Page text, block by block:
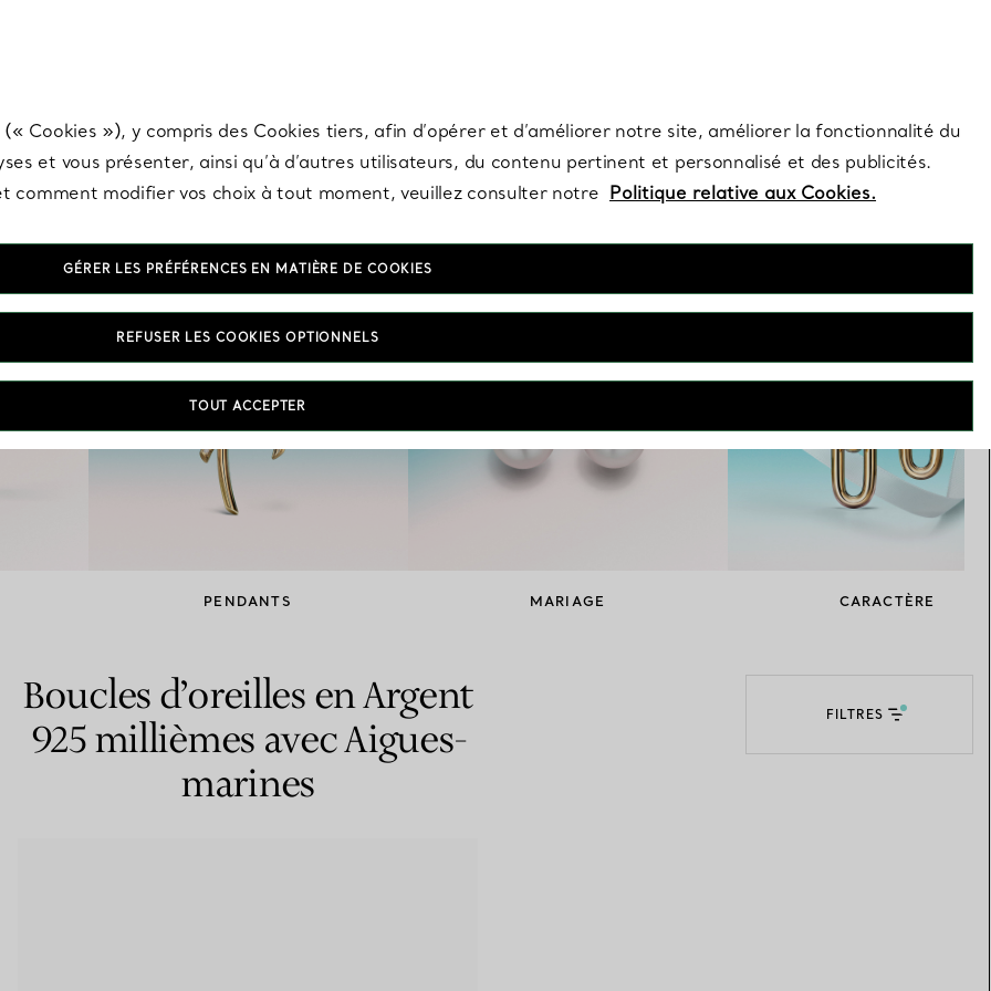
expert en diamants Tiffany.
PENDANTS MARIAGE CARACTÈRE
Boucles d’oreilles en Argent
925 millièmes avec Aigues-
marines
FILTRES
Cookies »), y compris des Cookies tiers, afin d’opérer et d’améliorer notre site, améliorer la fonctionnalité du
et vous présenter, ainsi qu’à d’autres utilisateurs, du contenu pertinent et personnalisé et des publicités.
comment modifier vos choix à tout moment, veuillez consulter notre Politique relative aux Cookies.
GÉRER LES PRÉFÉRENCES EN MATIÈRE DE COOKIES
REFUSER LES COOKIES OPTIONNELS
TOUT ACCEPTER